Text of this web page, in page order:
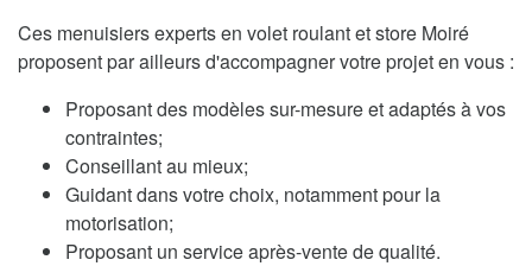
Ces menuisiers experts en volet roulant et store Moiré
proposent par ailleurs d'accompagner votre projet en vous :
Proposant des modèles sur-mesure et adaptés à vos
contraintes;
Conseillant au mieux;
Guidant dans votre choix, notamment pour la
motorisation;
Proposant un service après-vente de qualité.